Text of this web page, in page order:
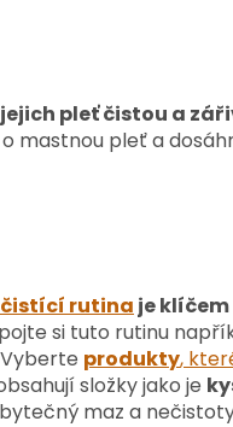
pleť čistou a
mastnou pleť a
rutina je
si tuto rutinu
produkty,
složky jako je
maz a